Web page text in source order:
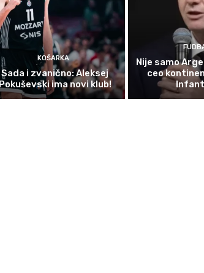
KOŠARKA
Sada i zvanično: Aleksej
Pokuševski ima novi klub!
Nije samo
ceo